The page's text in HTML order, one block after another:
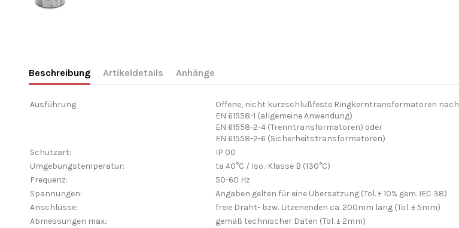
Beschreibung Artikeldetails Anhänge
Ausführung:
Offene, nicht kurzschlußfeste Ringkerntransformatoren nach
EN 61558-1 (allgemeine Anwendung)
EN 61558-2-4 (Trenntransformatoren) oder
EN 61558-2-6 (Sicherheitstransformatoren)
Schutzart:
IP 00
Umgebungstemperatur:
ta 40°C / Iso.-Klasse B (130°C)
Frequenz:
50-60 Hz
Spannungen:
Angaben gelten für eine Übersetzung (Tol. ± 10% gem. IEC 38)
Anschlüsse:
freie Draht- bzw. Litzenenden ca. 200mm lang (Tol. ± 5mm)
Abmessungen max.:
gemäß technischer Daten (Tol. ± 2mm)